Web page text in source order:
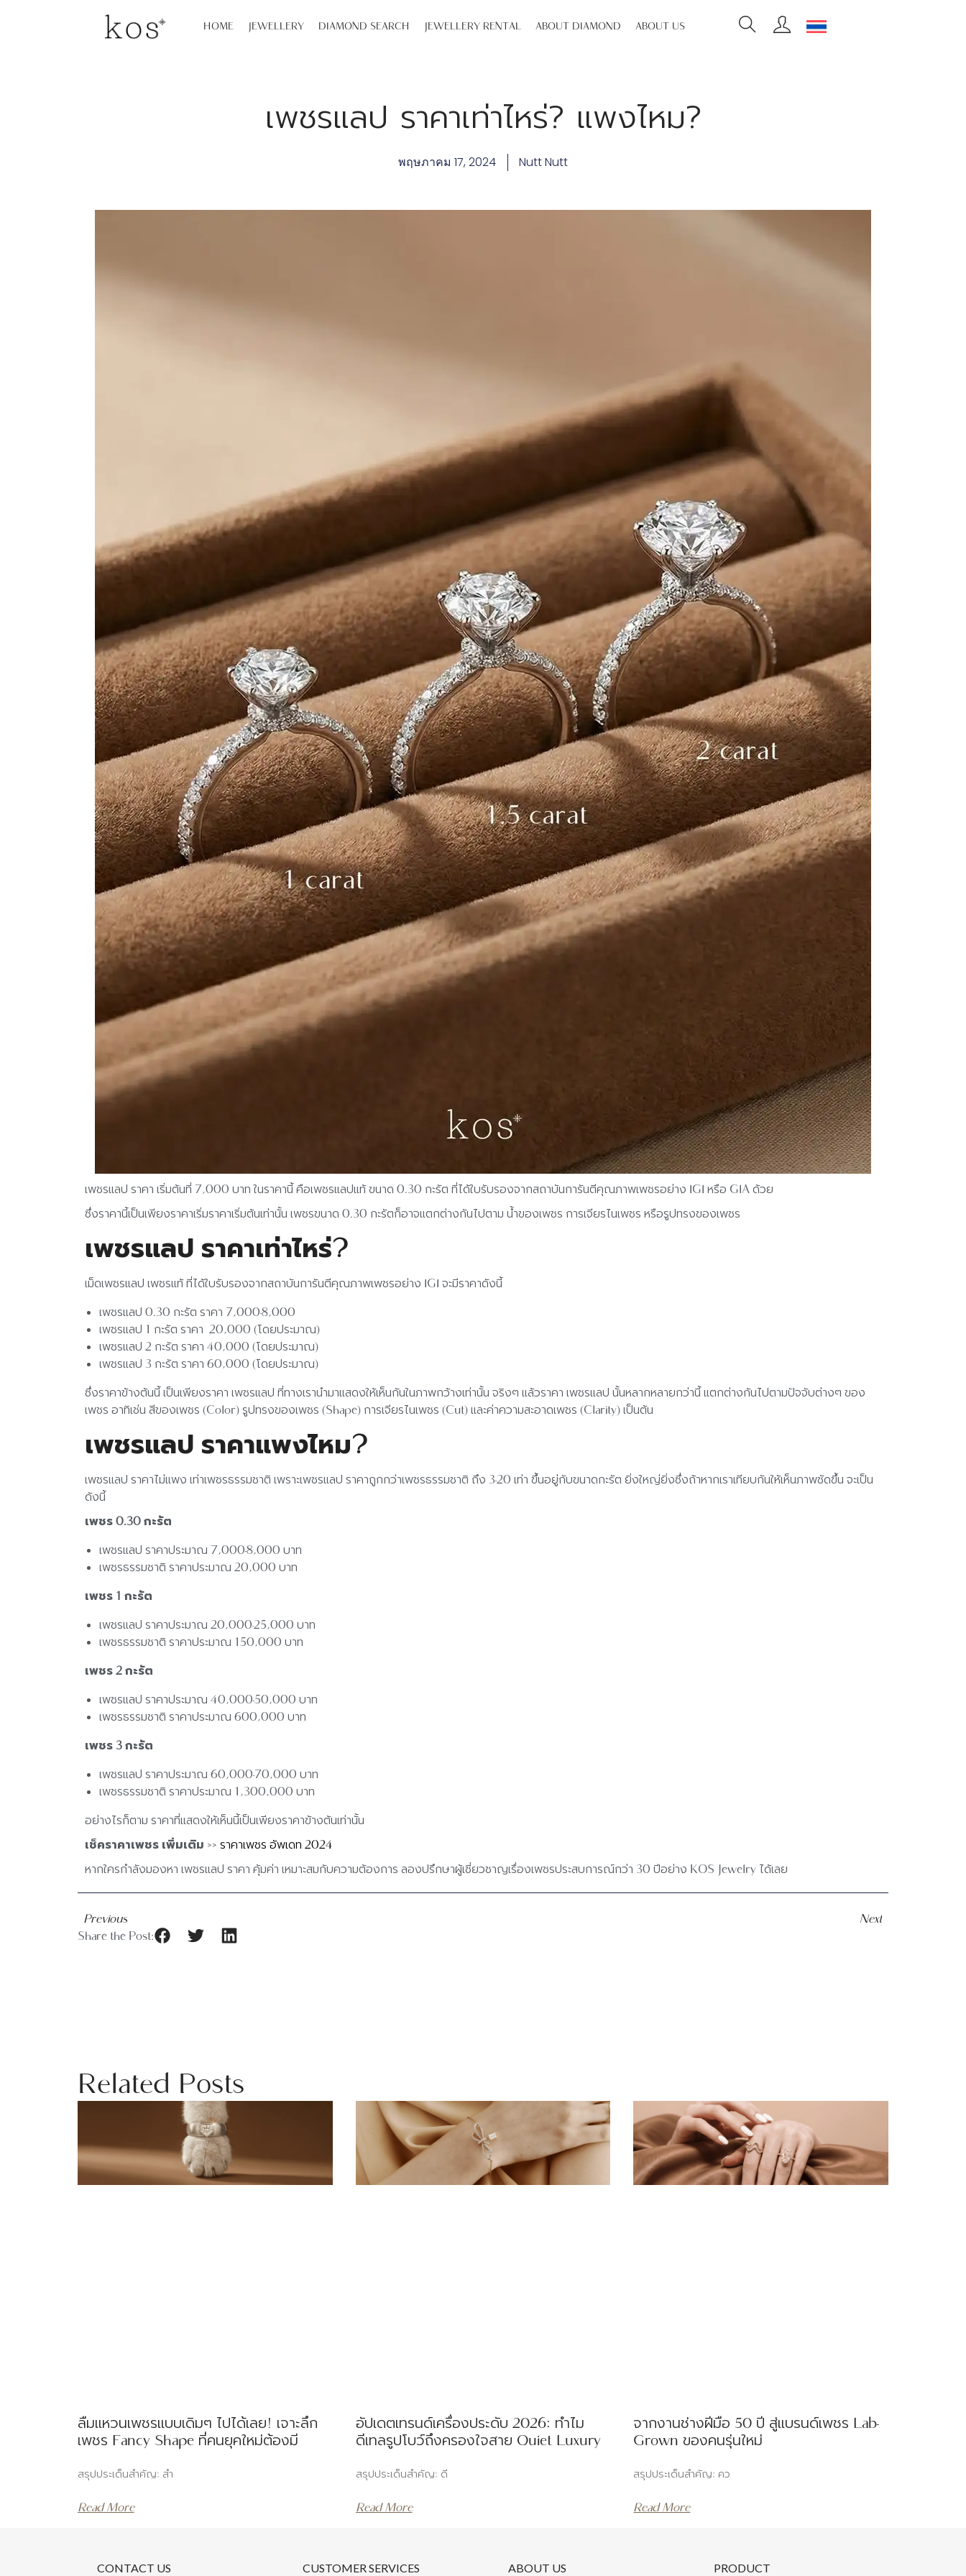
HOME JEWELLERY DIAMOND SEARCH JEWELLERY RENTAL ABOUT DIAMOND ABOUT US
เพชรแลป ราคาเท่าไหร่? แพงไหม?
พฤษภาคม 17, 2024 Nutt Nutt
เพชรแลป ราคา เริ่มต้นที่ 7,000 บาท ในราคานี้ คือเพชรแลปแท้ ขนาด 0.30 กะรัต ที่ได้ใบรับรองจากสถาบันการันตีคุณภาพเพชรอย่าง IGI หรือ GIA ด้วย
ซึ่งราคานี้เป็นเพียงราคาเริ่มราคาเริ่มต้นเท่านั้น เพชรขนาด 0.30 กะรัตก็อาจแตกต่างกันไปตาม น้ำของเพชร การเจียรไนเพชร หรือรูปทรงของเพชร
เพชรแลป ราคาเท่าไหร่?
เม็ดเพชรแลป เพชรแท้ ที่ได้ใบรับรองจากสถาบันการันตีคุณภาพเพชรอย่าง IGI จะมีราคาดังนี้
เพชรแลป 0.30 กะรัต ราคา 7,000-8,000
เพชรแลป 1 กะรัต ราคา 20,000 (โดยประมาณ)
เพชรแลป 2 กะรัต ราคา 40,000 (โดยประมาณ)
เพชรแลป 3 กะรัต ราคา 60,000 (โดยประมาณ)
ซึ่งราคาข้างต้นนี้ เป็นเพียงราคา เพชรแลป ที่ทางเรานำมาแสดงให้เห็นกันในภาพกว้างเท่านั้น จริงๆ แล้วราคา เพชรแลป นั้นหลากหลายกว่านี้ แตกต่างกันไปตามปัจจับต่างๆ ของ
เพชร อาทิเช่น สีของเพชร (Color) รูปทรงของเพชร (Shape) การเจียรไนเพชร (Cut) และค่าความสะอาดเพชร (Clarity) เป็นต้น
เพชรแลป ราคาแพงไหม?
เพชรแลป ราคาไม่แพง เท่าเพชรธรรมชาติ เพราะเพชรแลป ราคาถูกกว่าเพชรธรรมชาติ ถึง 3-20 เท่า ขึ้นอยู่กับขนาดกะรัต ยิ่งใหญ่ยิ่งซึ่งถ้าหากเราเทียบกันให้เห็นภาพชัดขึ้น จะเป็น
ดังนี้
เพชร 0.30 กะรัต
เพชรแลป ราคาประมาณ 7,000-8,000 บาท
เพชรธรรมชาติ ราคาประมาณ 20,000 บาท
เพชร 1 กะรัต
เพชรแลป ราคาประมาณ 20,000-25,000 บาท
เพชรธรรมชาติ ราคาประมาณ 150,000 บาท
เพชร 2 กะรัต
เพชรแลป ราคาประมาณ 40,000-50,000 บาท
เพชรธรรมชาติ ราคาประมาณ 600,000 บาท
เพชร 3 กะรัต
เพชรแลป ราคาประมาณ 60,000-70,000 บาท
เพชรธรรมชาติ ราคาประมาณ 1,300,000 บาท
อย่างไรก็ตาม ราคาที่แสดงให้เห็นนี้เป็นเพียงราคาข้างต้นเท่านั้น
เช็คราคาเพชร เพิ่มเติม >> ราคาเพชร อัพเดท 2024
หากใครกำลังมองหา เพชรแลป ราคา คุ้มค่า เหมาะสมกับความต้องการ ลองปรึกษาผู้เชี่ยวชาญเรื่องเพชรประสบการณ์กว่า 30 ปีอย่าง KOS Jewelry ได้เลย
Previous
Next
Share the Post:
Related Posts
ลืมแหวนเพชรแบบเดิมๆ ไปได้เลย! เจาะลึก
เพชร Fancy Shape ที่คนยุคใหม่ต้องมี
สรุปประเด็นสำคัญ: สำ
Read More
อัปเดตเทรนด์เครื่องประดับ 2026: ทำไม
ดีเทลรูปโบว์ถึงครองใจสาย Quiet Luxury
สรุปประเด็นสำคัญ: ดี
Read More
จากงานช่างฝีมือ 50 ปี สู่แบรนด์เพชร Lab-
Grown ของคนรุ่นใหม่
สรุปประเด็นสำคัญ: คว
Read More
CONTACT US CUSTOMER SERVICES ABOUT US PRODUCT